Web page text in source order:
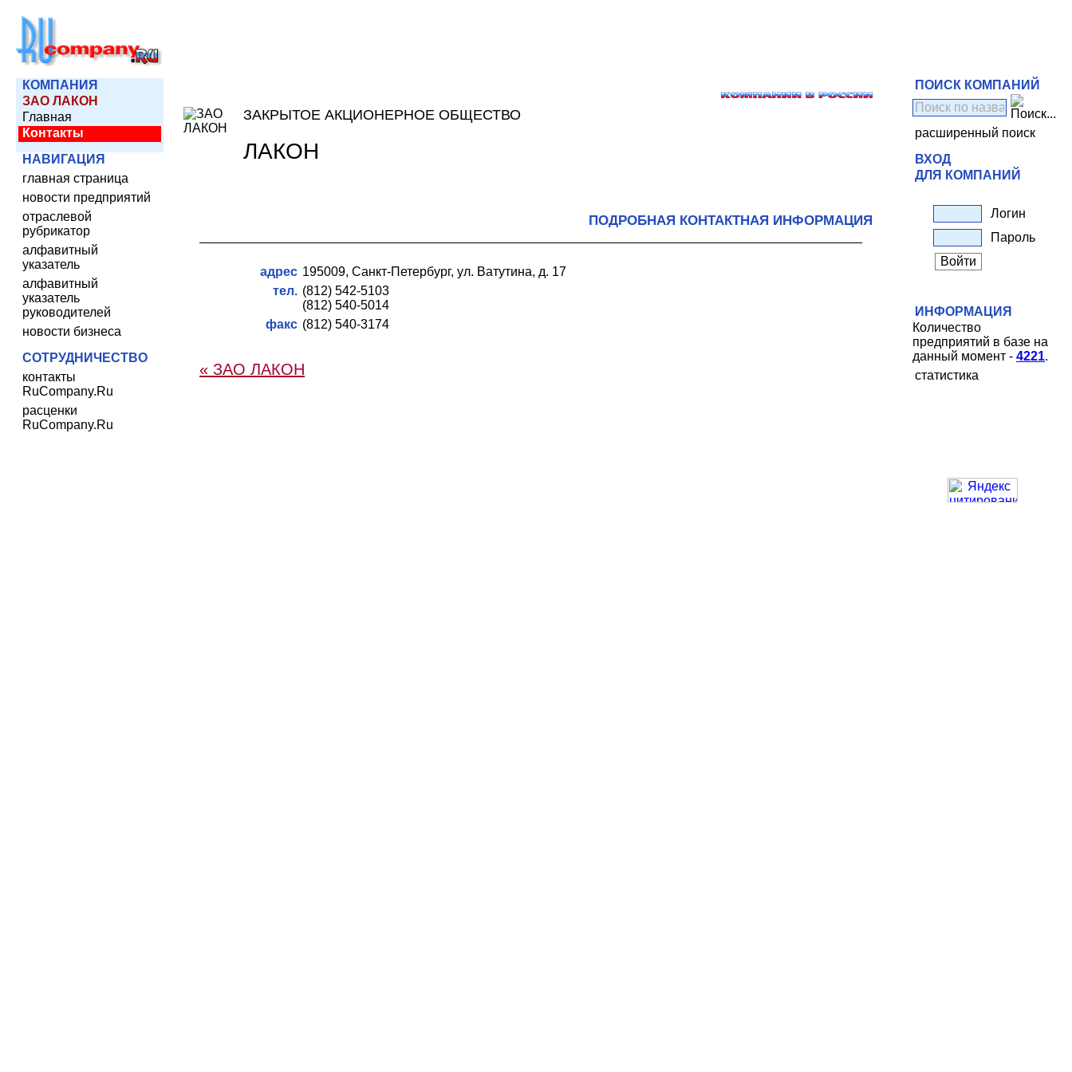
КОМПАНИЯ
ЗАО ЛАКОН
Главная
Контакты
НАВИГАЦИЯ
главная страница
новости предприятий
отраслевой
рубрикатор
алфавитный
указатель
алфавитный
указатель
руководителей
новости бизнеса
СОТРУДНИЧЕСТВО
контакты
RuCompany.Ru
расценки
RuCompany.Ru
ЗАКРЫТОЕ АКЦИОНЕРНОЕ ОБЩЕСТВО
ЛАКОН
ПОДРОБНАЯ КОНТАКТНАЯ ИНФОРМАЦИЯ
адрес 195009, Санкт-Петербург, ул. Ватутина, д. 17
тел. (812) 542-5103
(812) 540-5014
факс (812) 540-3174
« ЗАО ЛАКОН
ПОИСК КОМПАНИЙ
расширенный поиск
ВХОД
ДЛЯ КОМПАНИЙ
Логин
Пароль
ИНФОРМАЦИЯ
Количество
предприятий в базе на
данный момент - 4221.
статистика